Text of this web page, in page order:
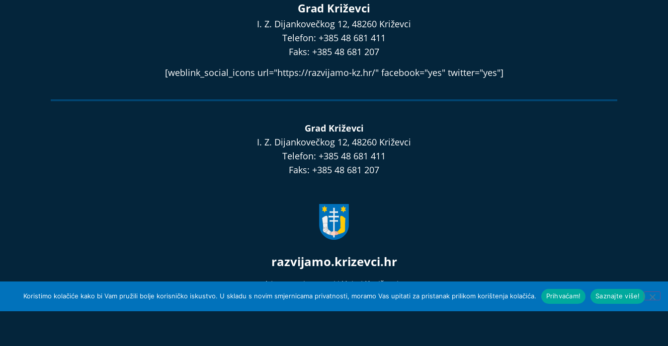
Grad Križevci
I. Z. Dijankovečkog 12, 48260 Križevci
Telefon: +385 48 681 411
Faks: +385 48 681 207
[weblink_social_icons url="https://razvijamo-kz.hr/" facebook="yes" twitter="yes"]
Grad Križevci
I. Z. Dijankovečkog 12, 48260 Križevci
Telefon: +385 48 681 411
Faks: +385 48 681 207
razvijamo.krizevci.hr
Izjava o privatnosti i Uvjeti Korištenja
© 2026 Grad Križevci
Koristimo kolačiće kako bi Vam pružili bolje korisničko iskustvo. U skladu s novim smjernicama privatnosti, moramo Vas upitati za pristanak prilikom korištenja kolačića. Prihvaćam! Saznajte više!